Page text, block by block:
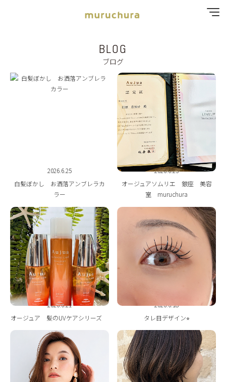
MENU
RECRUIT
BLOG
ONLINE STORE
BLOG
ブログ
2026.6.25
白髪ぼかし お洒落アンブレラカ
ラー
2026.6.23
オージュアソムリエ 銀座 美容
室 muruchura
2026.6.21
オージュア 髪のUVケアシリーズ
2026.6.18
タレ目デザイン⭐︎